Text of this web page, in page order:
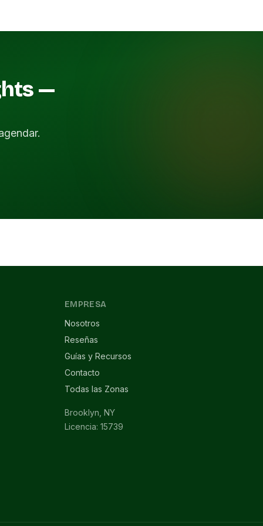
—
EMPRESA
Nosotros
Reseñas
Guías y Recursos
Contacto
Todas las Zonas
Brooklyn, NY
Licencia: 15739